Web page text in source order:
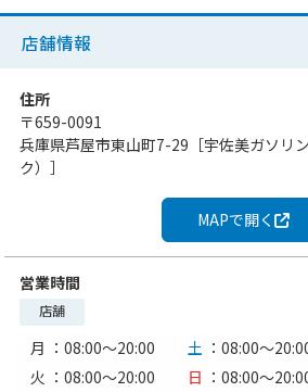
店舗情報
住所
〒659-0091
兵庫県芦屋市東山町7-29［宇佐美ガソリ
ク）］
MAPで開く
営業時間
店舗
月 ：08:00〜20:00
火 ：08:00〜20:00
土 ：08:00〜
日 ：08:00〜